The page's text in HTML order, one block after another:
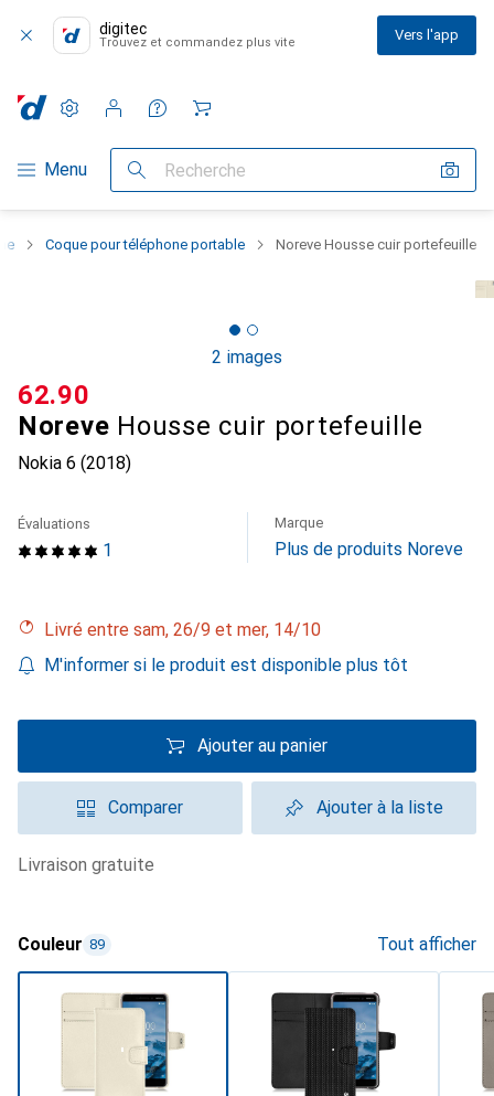
digitec
Trouvez et commandez plus vite Vers l'app
Navigation par catégorie
Menu Recherche
Paramètres
Compte client
Listes de comparaison
Listes d'envies
Panier
Coque pour téléphone portable Noreve Housse cuir portefeuille
2 images
Noreve Housse cuir portefeuille
Nokia 6 (2018)
CHF
62.90
1
Évaluations Marque
Plus de produits Noreve
Livré entre sam, 26/9 et mer, 14/10
M'informer si le produit est disponible plus tôt
Ajouter au panier
Comparer Ajouter à la liste
livraison gratuite
Couleur 89 Tout afficher